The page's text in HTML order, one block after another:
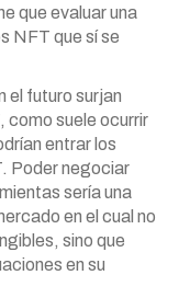
que evaluar una
NFT que sí se
el futuro surjan
como suele ocurrir
entrar los
Poder negociar
sería una
en el cual no
sino que
en su